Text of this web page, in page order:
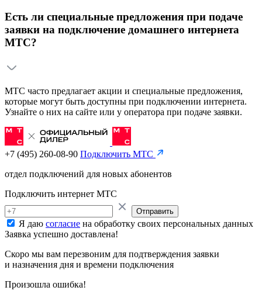
Есть ли специальные предложения при подаче
заявки на подключение домашнего интернета
МТС?
МТС часто предлагает акции и специальные предложения,
которые могут быть доступны при подключении интернета.
Узнайте о них на сайте или у оператора при подаче заявки.
+7 (495) 260-08-90 Подключить МТС
отдел подключений для новых абонентов
Подключить интернет МТС
Отправить
Я даю согласие на обработку своих персональных данных
Заявка успешно доставлена!
Скоро мы вам перезвоним для подтверждения заявки
и назначения дня и времени подключения
Произошла ошибка!